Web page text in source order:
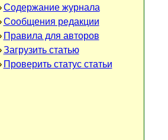
Содержание журнала
Сообщения редакции
Правила для авторов
Загрузить статью
Проверить статус статьи